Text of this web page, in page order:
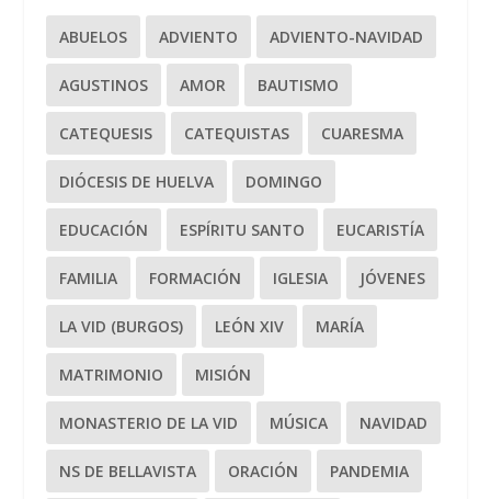
ABUELOS ADVIENTO ADVIENTO-NAVIDAD
AGUSTINOS AMOR BAUTISMO
CATEQUESIS CATEQUISTAS CUARESMA
DIÓCESIS DE HUELVA DOMINGO
EDUCACIÓN ESPÍRITU SANTO EUCARISTÍA
FAMILIA FORMACIÓN IGLESIA JÓVENES
LA VID (BURGOS) LEÓN XIV MARÍA
MATRIMONIO MISIÓN
MONASTERIO DE LA VID MÚSICA NAVIDAD
NS DE BELLAVISTA ORACIÓN PANDEMIA